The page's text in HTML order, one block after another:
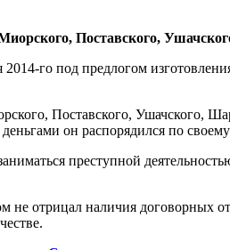
Поставского,
го под предлогом
Поставского,
он распорядился по
преступной
отрицал наличия договорных